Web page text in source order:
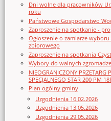
Dni wolne dla pracowników
roku
Państwowe Gospodarstwo
Zaproszenie na spotkanie -
Ogłoszenie o zamiarze
zbiorowego
Zaproszenie na spotkania
Wybory do walnych
NIEOGRANICZONY PRZETARG
SPECJALNEGO STAR 200 PM
Plan ogólny gminy
Uzgodnienia 16.02.2026
Uzgodnienia 13.05.2026
Uzgodnienia 29.05.2026